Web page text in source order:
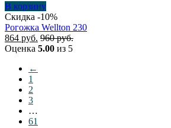
В корзину
Скидка -10%
Рогожка Wellton 230
864 руб. 960руб.
Оценка 5.00 из 5
←
1
2
3
…
61